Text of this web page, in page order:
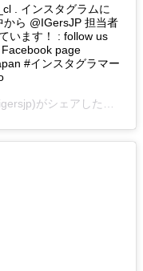
. インスタグラムに
ら @IGersJP 担当者
います！ : follow us
page
#インスタグラマー
がシェアした投稿 –